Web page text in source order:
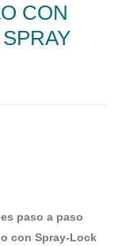
CON
paso a paso
con Spray-Lock